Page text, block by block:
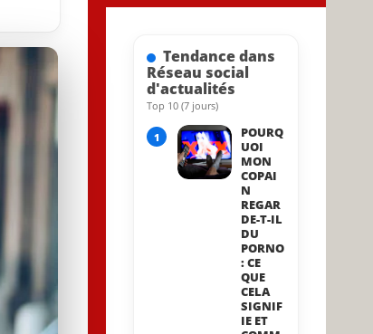
31 January 2025
Tendance dans
Réseau social
d'actualités
Top 10 (7 jours)
1
POURQ
UOI
MON
COPAI
N
REGAR
DE-T-IL
DU
PORNO
: CE
QUE
CELA
SIGNIF
IE ET